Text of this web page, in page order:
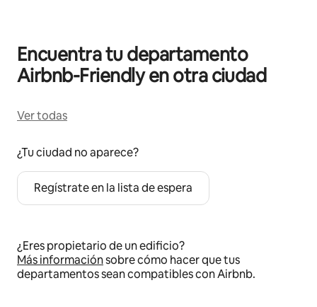
Encuentra tu departamento
Airbnb-Friendly en otra ciudad
Ver todas
¿Tu ciudad no aparece?
Regístrate en la lista de espera
¿Eres propietario de un edificio?
Más informaciónsobre cómo hacer que tus
departamentos sean compatibles con Airbnb.